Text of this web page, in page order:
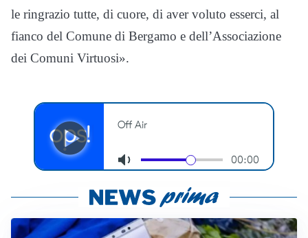
le ringrazio tutte, di cuore, di aver voluto esserci, al
fianco del Comune di Bergamo e dell’Associazione
dei Comuni Virtuosi».